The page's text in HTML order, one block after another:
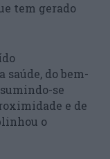
tem gerado
saúde, do bem-
se
e de
o